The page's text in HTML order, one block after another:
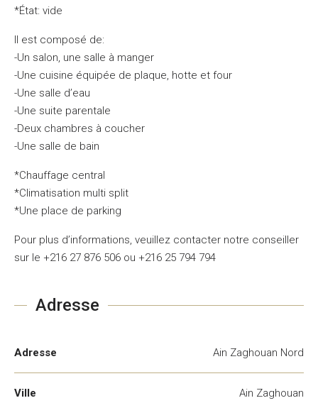
*État: vide
Il est composé de:
-Un salon, une salle à manger
-Une cuisine équipée de plaque, hotte et four
-Une salle d’eau
-Une suite parentale
-Deux chambres à coucher
-Une salle de bain
*Chauffage central
*Climatisation multi split
*Une place de parking
Pour plus d’informations, veuillez contacter notre conseiller
sur le +216 27 876 506 ou +216 25 794 794
Adresse
Adresse Ain Zaghouan Nord
Ville Ain Zaghouan